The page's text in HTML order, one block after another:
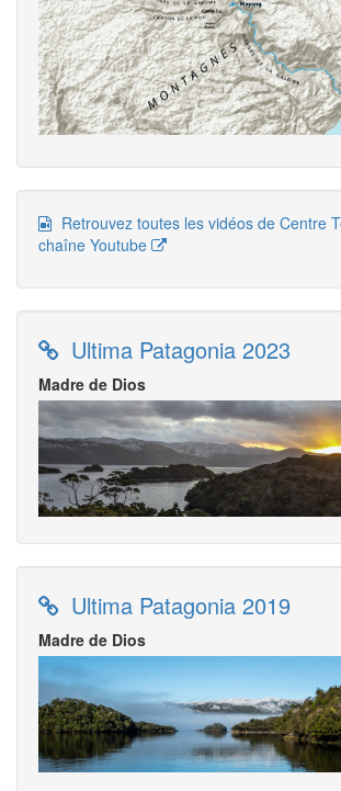
Retrouvez toutes les vidéos de Centre
chaîne Youtube
Ultima Patagonia 2023
Madre de Dios
Ultima Patagonia 2019
Madre de Dios